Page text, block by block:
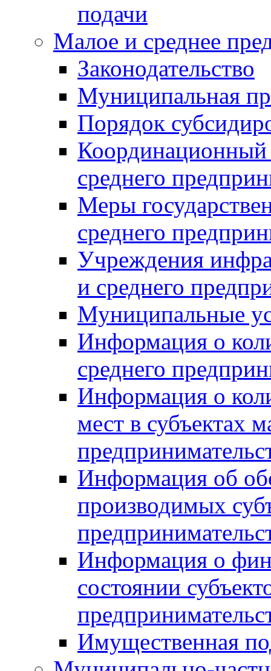
подачи
Малое и среднее
Законодательство
Муниципальная
Порядок
Координационный
среднего
Меры
среднего
Учреждения
и среднего
Муниципальные
Информация о
среднего
Информация о
мест в субъектах
Информация об
производимых
Информация о
состоянии
Имущественная